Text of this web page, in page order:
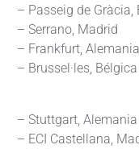
– Passeig de Gràcia,
– Serrano, Madrid
– Frankfurt, Alemania
– Brussel·les, Bélgica
– Stuttgart, Alemania
– ECI Castellana,